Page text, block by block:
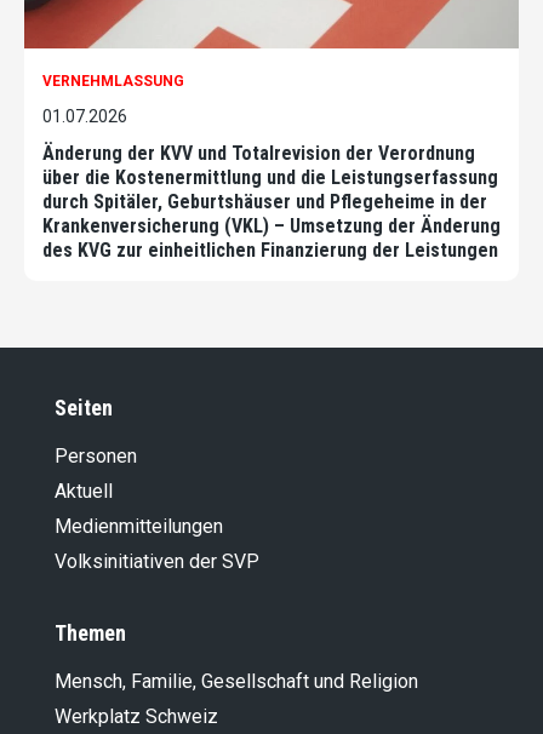
VERNEHMLASSUNG
01.07.2026
Änderung der KVV und Totalrevision der Verordnung
über die Kostenermittlung und die Leistungserfassung
durch Spitäler, Geburtshäuser und Pflegeheime in der
Krankenversicherung (VKL) – Umsetzung der Änderung
des KVG zur einheitlichen Finanzierung der Leistungen
Seiten
Personen
Aktuell
Medienmitteilungen
Volksinitiativen der SVP
Themen
Mensch, Familie, Gesellschaft und Religion
Werkplatz Schweiz